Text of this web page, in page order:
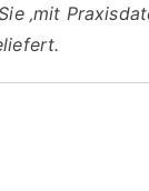
‚mit